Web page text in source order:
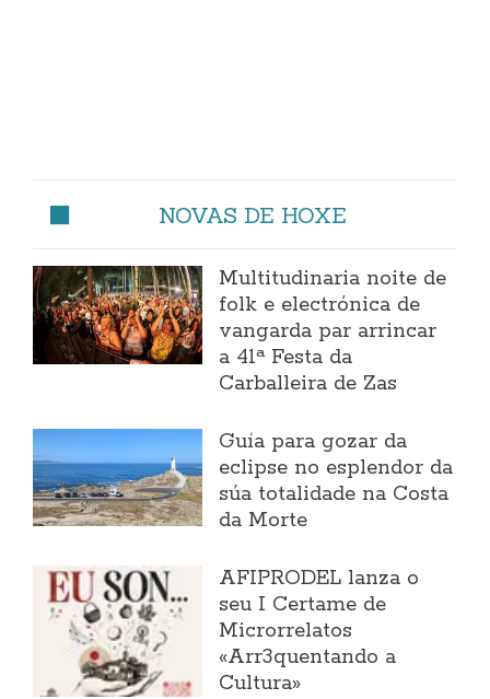
NOVAS DE HOXE
Multitudinaria noite de
folk e electrónica de
vangarda par arrincar
a 41ª Festa da
Carballeira de Zas
Guía para gozar da
eclipse no esplendor da
súa totalidade na Costa
da Morte
AFIPRODEL lanza o
seu I Certame de
Microrrelatos
«Arr3quentando a
Cultura»